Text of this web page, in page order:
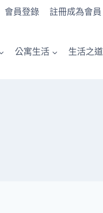
會員登錄 註冊成為會員
公寓生活 生活之道